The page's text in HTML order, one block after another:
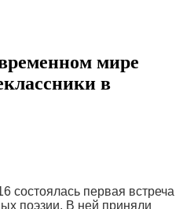
мире
в
состоялась первая встреча
поэзии. В ней приняли